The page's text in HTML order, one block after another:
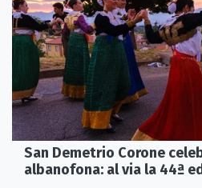
San Demetrio Corone
albanofona: al via la 44ª